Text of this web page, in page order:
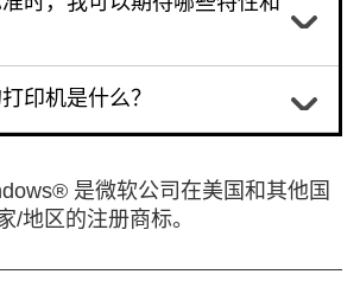
印机是什么？
是微软公司在美国和其他国
/地区的注册商标。